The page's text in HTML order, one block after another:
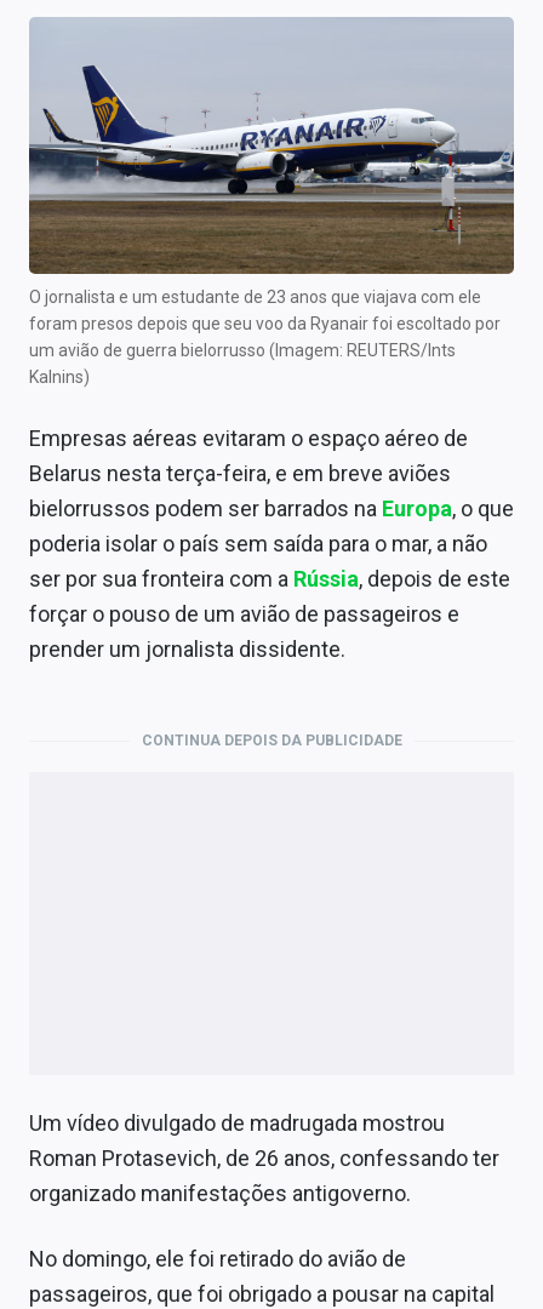
Cotações
Comprar ou vender?
Carteiras Recomendadas
Central de Dividendos
Central de Fundos Imobiliários
Central dos IPOs
Renda Fixa
Finanças Pessoais
Mercados
Empresas
Política
Expediente
Contato
O jornalista e um estudante de 23 anos que viajava com ele
foram presos depois que seu voo da Ryanair foi escoltado por
um avião de guerra bielorrusso (Imagem: REUTERS/Ints
Kalnins)
Empresas aéreas evitaram o espaço aéreo de
Belarus nesta terça-feira, e em breve aviões
bielorrussos podem ser barrados na Europa, o que
poderia isolar o país sem saída para o mar, a não
ser por sua fronteira com a Rússia, depois de este
forçar o pouso de um avião de passageiros e
prender um jornalista dissidente.
CONTINUA DEPOIS DA PUBLICIDADE
Um vídeo divulgado de madrugada mostrou
Roman Protasevich, de 26 anos, confessando ter
organizado manifestações antigoverno.
No domingo, ele foi retirado do avião de
passageiros, que foi obrigado a pousar na capital